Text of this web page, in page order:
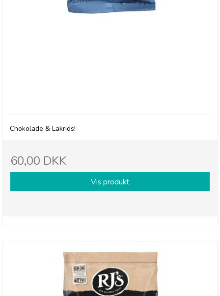
Chokolade & Lakrids!
60,00 DKK
Vis produkt